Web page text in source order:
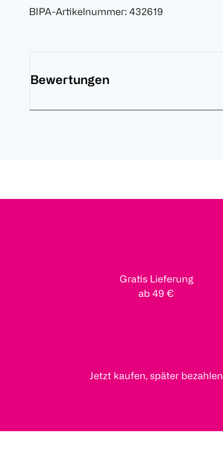
BIPA-Artikelnummer: 432619
Bewertungen
Gratis Lieferung
ab 49 €
Jetzt kaufen, später bezahlen